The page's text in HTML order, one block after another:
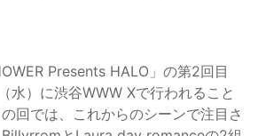
Presents HALO」の第2回目
水）に渋谷WWW Xで行われること
回では、これからのシーンで注目さ